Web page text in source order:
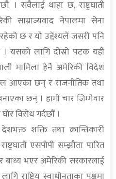
। सवैलाई थाहा छ, राष्ट्रघाती
साम्राज्यवाद नेपालमा सेना
छ र यो उद्देश्यले जसरी पनि
यसको लागि दोस्रो पटक यही
मामिला हेर्ने अमेरिकी विदेश
आएका छन् र राजनीतिक तथा
छन् । हामी चार जिम्मेवार
विरोध गर्दछौं ।
शक्ति तथा क्रान्तिकारी
एसपीपी सम्झौता पारित
भएर अमेरिकी सरकारलाई